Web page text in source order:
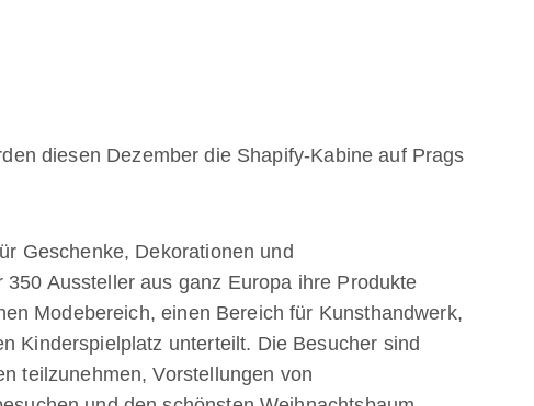
diesen Dezember die Shapify-Kabine auf Prags
Geschenke, Dekorationen und
Aussteller aus ganz Europa ihre Produkte
Modebereich, einen Bereich für Kunsthandwerk,
Kinderspielplatz unterteilt. Die Besucher sind
teilzunehmen, Vorstellungen von